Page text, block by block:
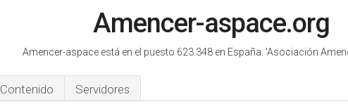
Amencer-aspace.org
Amencer-aspace está en el puesto 623.348 en España. 'Asociación
Contenido Servidores